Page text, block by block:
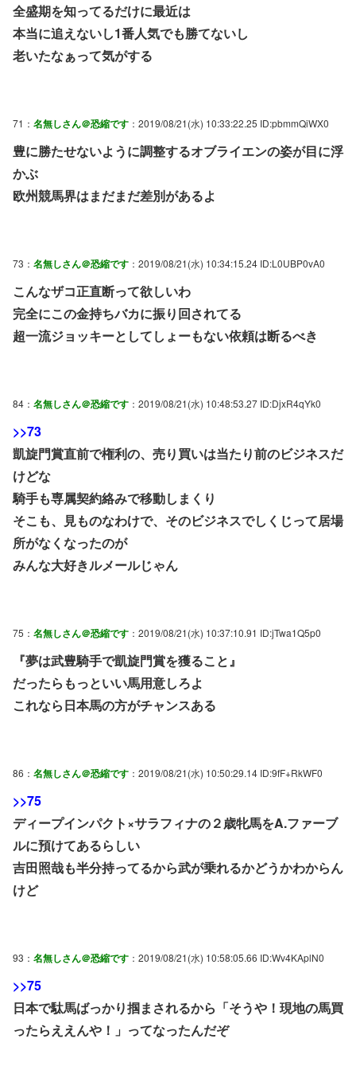
全盛期を知ってるだけに最近は
本当に追えないし1番人気でも勝てないし
老いたなぁって気がする
71： 名無しさん＠恐縮です ：2019/08/21(水) 10:33:22.25 ID:pbmmQiWX0
豊に勝たせないように調整するオブライエンの姿が目に浮
かぶ
欧州競馬界はまだまだ差別があるよ
73： 名無しさん＠恐縮です ：2019/08/21(水) 10:34:15.24 ID:L0UBP0vA0
こんなザコ正直断って欲しいわ
完全にこの金持ちバカに振り回されてる
超一流ジョッキーとしてしょーもない依頼は断るべき
84： 名無しさん＠恐縮です ：2019/08/21(水) 10:48:53.27 ID:DjxR4qYk0
>>73
凱旋門賞直前で権利の、売り買いは当たり前のビジネスだ
けどな
騎手も専属契約絡みで移動しまくり
そこも、見ものなわけで、そのビジネスでしくじって居場
所がなくなったのが
みんな大好きルメールじゃん
75： 名無しさん＠恐縮です ：2019/08/21(水) 10:37:10.91 ID:jTwa1Q5p0
『夢は武豊騎手で凱旋門賞を獲ること』
だったらもっといい馬用意しろよ
これなら日本馬の方がチャンスある
86： 名無しさん＠恐縮です ：2019/08/21(水) 10:50:29.14 ID:9fF+RkWF0
>>75
ディープインパクト×サラフィナの２歳牝馬をA.ファーブ
ルに預けてあるらしい
吉田照哉も半分持ってるから武が乗れるかどうかわからん
けど
93： 名無しさん＠恐縮です ：2019/08/21(水) 10:58:05.66 ID:Wv4KAplN0
>>75
日本で駄馬ばっかり掴まされるから「そうや！現地の馬買
ったらええんや！」ってなったんだぞ